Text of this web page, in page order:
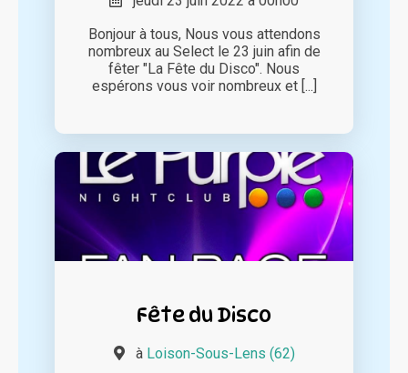
Bonjour à tous, Nous vous attendons
nombreux au Select le 23 juin afin de
fêter "La Fête du Disco". Nous
espérons vous voir nombreux et [...]
Fête du Disco
à Loison-Sous-Lens (62)